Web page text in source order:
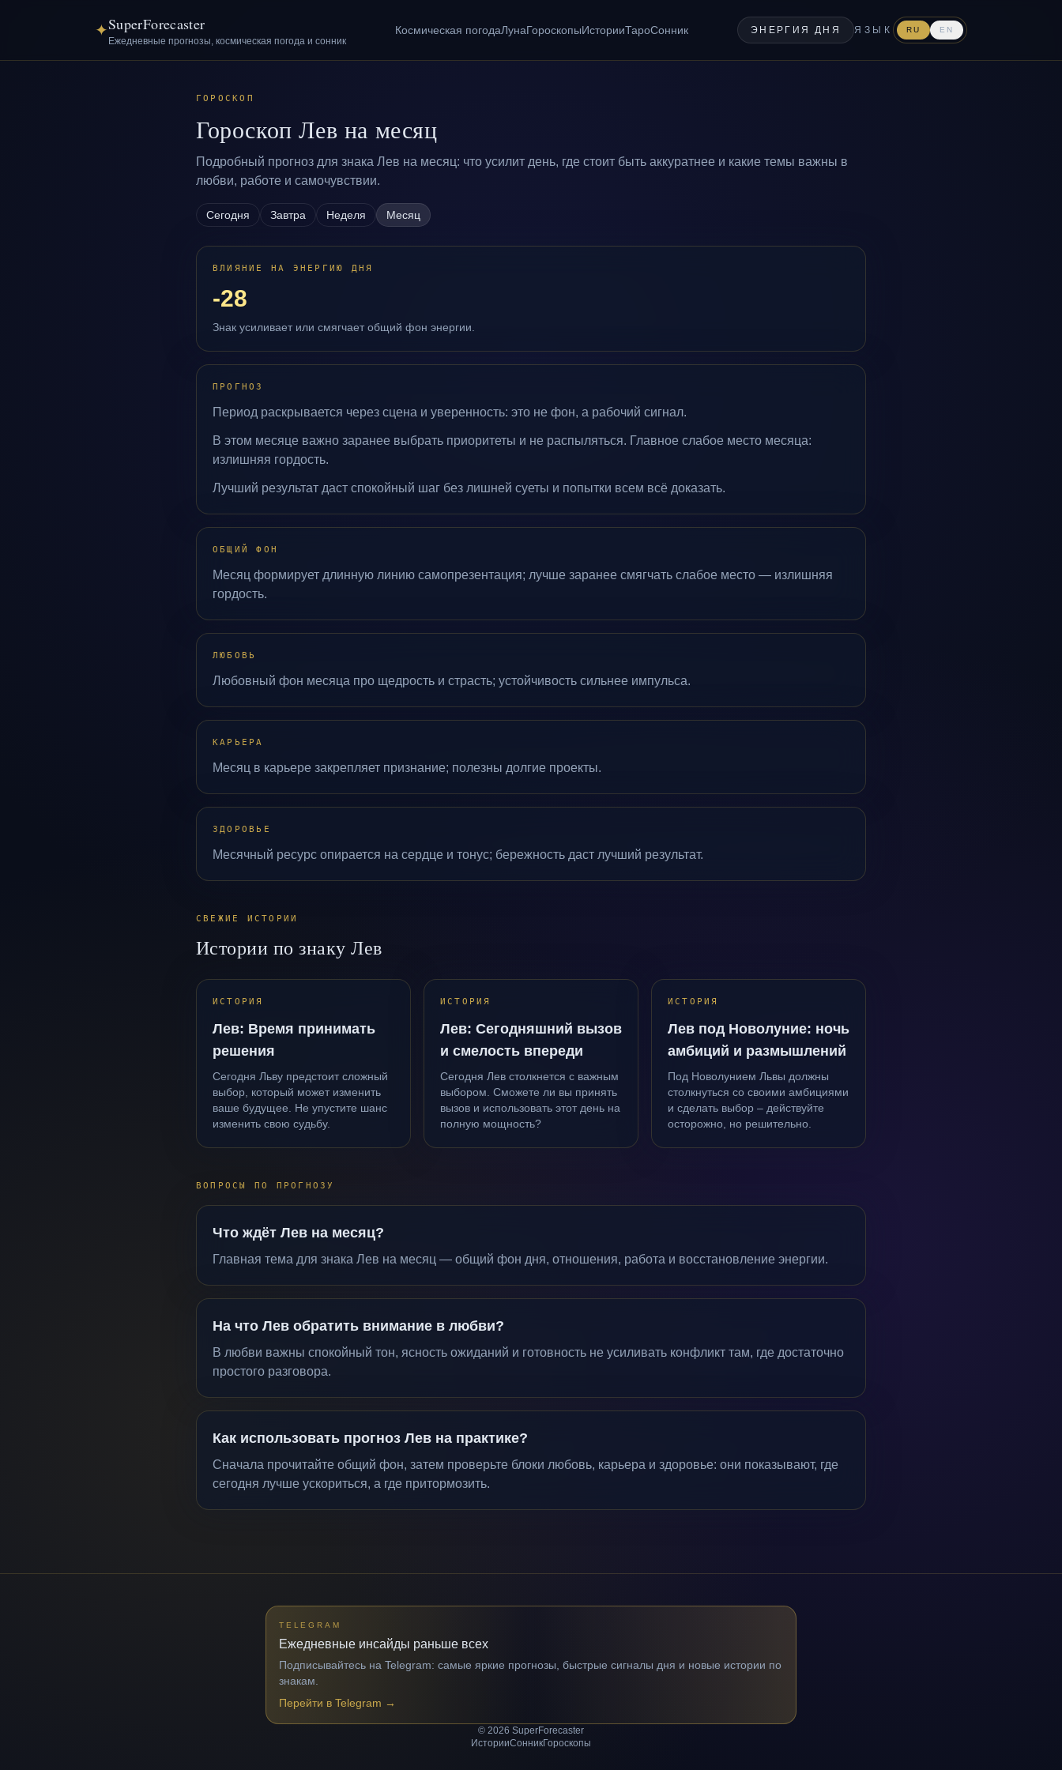
✦SuperForecaster
Ежедневные прогнозы, космическая погода и сонник
Космическая погодаЛунаГороскопыИсторииТароСонник ЭНЕРГИЯ ДНЯ ЯЗЫК RU EN
ГОРОСКОП
Гороскоп Лев на месяц
Подробный прогноз для знака Лев на месяц: что усилит день, где стоит быть аккуратнее и какие темы важны в
любви, работе и самочувствии.
Сегодня Завтра Неделя Месяц
ВЛИЯНИЕ НА ЭНЕРГИЮ ДНЯ
-28
Знак усиливает или смягчает общий фон энергии.
ПРОГНОЗ
Период раскрывается через сцена и уверенность: это не фон, а рабочий сигнал.
В этом месяце важно заранее выбрать приоритеты и не распыляться. Главное слабое место месяца:
излишняя гордость.
Лучший результат даст спокойный шаг без лишней суеты и попытки всем всё доказать.
ОБЩИЙ ФОН
Месяц формирует длинную линию самопрезентация; лучше заранее смягчать слабое место — излишняя
гордость.
ЛЮБОВЬ
Любовный фон месяца про щедрость и страсть; устойчивость сильнее импульса.
КАРЬЕРА
Месяц в карьере закрепляет признание; полезны долгие проекты.
ЗДОРОВЬЕ
Месячный ресурс опирается на сердце и тонус; бережность даст лучший результат.
СВЕЖИЕ ИСТОРИИ
Истории по знаку Лев
ИСТОРИЯ
Лев: Время принимать
решения
Сегодня Льву предстоит сложный
выбор, который может изменить
ваше будущее. Не упустите шанс
изменить свою судьбу.
ИСТОРИЯ
Лев: Сегодняшний вызов
и смелость впереди
Сегодня Лев столкнется с важным
выбором. Сможете ли вы принять
вызов и использовать этот день на
полную мощность?
ИСТОРИЯ
Лев под Новолуние: ночь
амбиций и размышлений
Под Новолунием Львы должны
столкнуться со своими амбициями
и сделать выбор – действуйте
осторожно, но решительно.
ВОПРОСЫ ПО ПРОГНОЗУ
Что ждёт Лев на месяц?
Главная тема для знака Лев на месяц — общий фон дня, отношения, работа и восстановление энергии.
На что Лев обратить внимание в любви?
В любви важны спокойный тон, ясность ожиданий и готовность не усиливать конфликт там, где достаточно
простого разговора.
Как использовать прогноз Лев на практике?
Сначала прочитайте общий фон, затем проверьте блоки любовь, карьера и здоровье: они показывают, где
сегодня лучше ускориться, а где притормозить.
TELEGRAM
Ежедневные инсайды раньше всех
Подписывайтесь на Telegram: самые яркие прогнозы, быстрые сигналы дня и новые истории по
знакам.
Перейти в Telegram →
© 2026 SuperForecaster
ИсторииСонникГороскопы